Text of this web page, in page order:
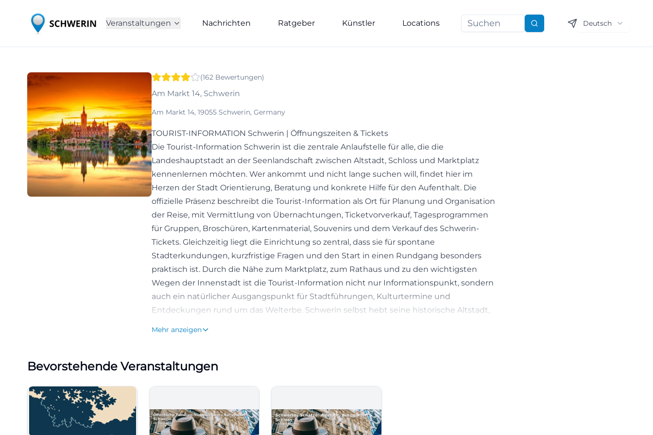
Veranstaltungen Nachrichten Ratgeber Künstler Locations Suchen Deutsch
(162 Bewertungen)
Am Markt 14, Schwerin
Am Markt 14, 19055 Schwerin, Germany
TOURIST-INFORMATION Schwerin | Öffnungszeiten & Tickets
Die Tourist-Information Schwerin ist die zentrale Anlaufstelle für alle, die die
Landeshauptstadt an der Seenlandschaft zwischen Altstadt, Schloss und Marktplatz
kennenlernen möchten. Wer ankommt und nicht lange suchen will, findet hier im
Herzen der Stadt Orientierung, Beratung und konkrete Hilfe für den Aufenthalt. Die
offizielle Präsenz beschreibt die Tourist-Information als Ort für Planung und Organisation
der Reise, mit Vermittlung von Übernachtungen, Ticketvorverkauf, Tagesprogrammen
für Gruppen, Broschüren, Kartenmaterial, Souvenirs und dem Verkauf des Schwerin-
Tickets. Gleichzeitig liegt die Einrichtung so zentral, dass sie für spontane
Stadterkundungen, kurzfristige Fragen und den Start in einen Rundgang besonders
praktisch ist. Durch die Nähe zum Marktplatz, zum Rathaus und zu den wichtigsten
Wegen der Innenstadt ist die Tourist-Information nicht nur Informationspunkt, sondern
auch ein natürlicher Ausgangspunkt für Stadtführungen, Kulturtermine und
Entdeckungen rund um das Welterbe. Schwerin selbst hebt seine historische Altstadt,
Information/oeffnungszeiten/index.html))
Die Frage nach den Öffnungszeiten gehört zu den meistgesuchten Themen, und genau
Hauptseite für die Tourist-Information Schwerin montags bis freitags 10:00 bis 17:00 Uhr
sowie samstags 10:00 bis 16:00 Uhr; sonntags bleibt die Einrichtung geschlossen. Auf
Mehr anzeigen
Bevorstehende Veranstaltungen